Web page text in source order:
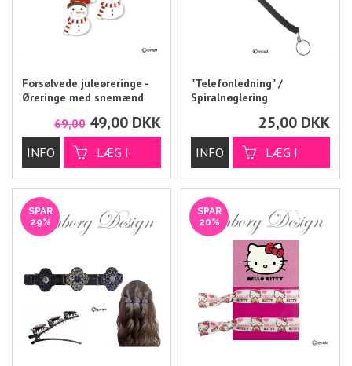
Forsølvede juleøreringe -
Øreringe med snemænd
69,00 49,00 DKK
"Telefonledning" /
Spiralnøglering
25,00 DKK
SPAR
29%
SPAR
20%